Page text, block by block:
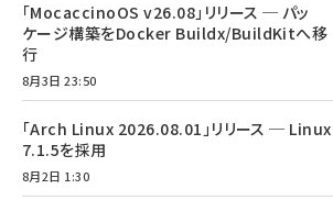
「MocaccinoOS v26.08」リリース ─ パッ
ケージ構築をDocker Buildx/BuildKitへ移
行
8月3日 23:50
「Arch Linux 2026.08.01」リリース ─ Linux
7.1.5を採用
8月2日 1:30